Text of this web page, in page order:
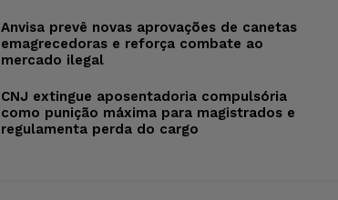
Anvisa prevê novas aprovações de canetas
emagrecedoras e reforça combate ao
mercado ilegal
CNJ extingue aposentadoria compulsória
como punição máxima para magistrados e
regulamenta perda do cargo